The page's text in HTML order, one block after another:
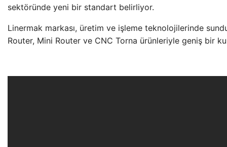
sektöründe yeni bir standart belirliyor.
Linermak markası, üretim ve işleme teknolojilerinde
Router, Mini Router ve CNC Torna ürünleriyle geniş bir